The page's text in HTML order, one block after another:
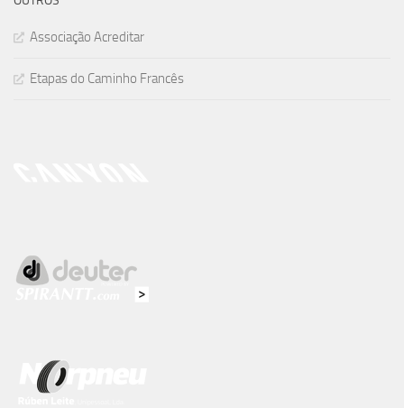
Associação Acreditar
Etapas do Caminho Francês